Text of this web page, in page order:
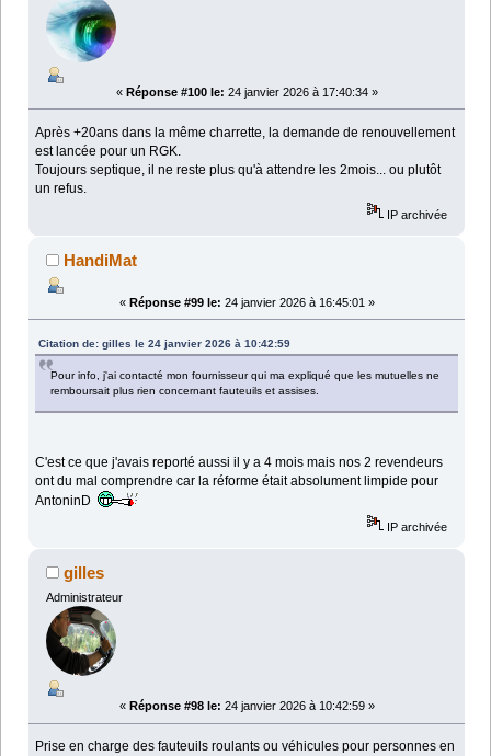
« Réponse #100 le: 24 janvier 2026 à 17:40:34 »
Après +20ans dans la même charrette, la demande de renouvellement
est lancée pour un RGK.
Toujours septique, il ne reste plus qu'à attendre les 2mois... ou plutôt
un refus.
IP archivée
HandiMat
« Réponse #99 le: 24 janvier 2026 à 16:45:01 »
Citation de: gilles le 24 janvier 2026 à 10:42:59
Pour info, j'ai contacté mon fournisseur qui ma expliqué que les mutuelles ne
remboursait plus rien concernant fauteuils et assises.
C'est ce que j'avais reporté aussi il y a 4 mois mais nos 2 revendeurs
ont du mal comprendre car la réforme était absolument limpide pour
AntoninD
IP archivée
gilles
Administrateur
« Réponse #98 le: 24 janvier 2026 à 10:42:59 »
Prise en charge des fauteuils roulants ou véhicules pour personnes en